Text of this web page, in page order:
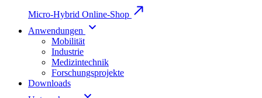
Micro-Hybrid Online-Shop
Anwendungen
Mobilität
Industrie
Medizintechnik
Forschungsprojekte
Downloads